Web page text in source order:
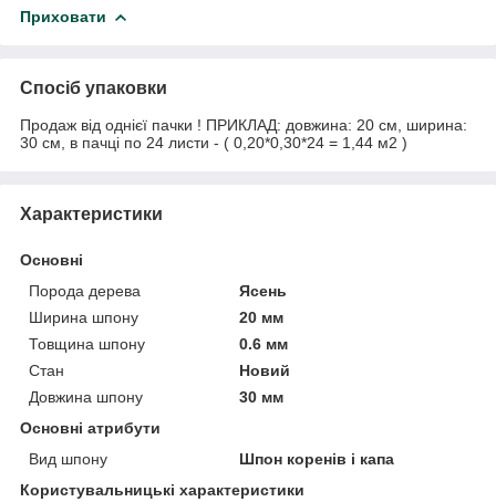
Приховати
Спосіб упаковки
Продаж від однієї пачки ! ПРИКЛАД: довжина: 20 см, ширина:
30 см, в пачці по 24 листи - ( 0,20*0,30*24 = 1,44 м2 )
Характеристики
Основні
Порода дерева
Ясень
Ширина шпону
20 мм
Товщина шпону
0.6 мм
Стан
Новий
Довжина шпону
30 мм
Основні атрибути
Вид шпону
Шпон коренів і капа
Користувальницькі характеристики